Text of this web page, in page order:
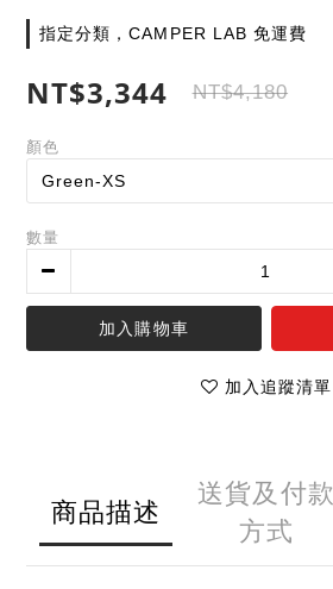
指定分類，CAMPER LAB 免運費
NT$3,344 NT$4,180
顏色
數量
加入購物車
加入追蹤清單
商品描述
送貨及付款
方式